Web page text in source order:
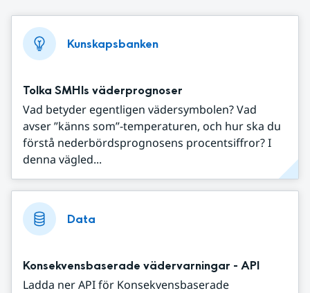
Kunskapsbanken
Tolka SMHIs väderprognoser
Vad betyder egentligen vädersymbolen? Vad
avser ”känns som”-temperaturen, och hur ska du
förstå nederbördsprognosens procentsiffror? I
denna vägled...
Data
Konsekvensbaserade vädervarningar - API
Ladda ner API för Konsekvensbaserade